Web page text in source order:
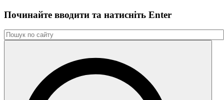
Починайте вводити та натиснiть Enter